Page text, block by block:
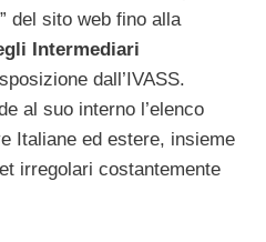
del sito web fino alla
Intermediari
dall’IVASS.
al suo interno l’elenco
Italiane ed estere, insieme
irregolari costantemente